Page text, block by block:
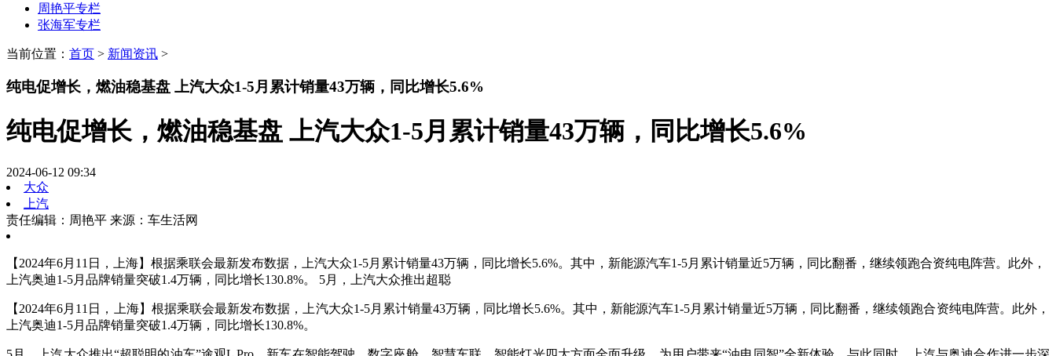
周艳平专栏
张海军专栏
当前位置： 首页 > 新闻资讯 >
纯电促增长，燃油稳基盘 上汽大众1-5月累计销量43万辆，同比增长5.6%
纯电促增长，燃油稳基盘 上汽大众1-5月累计销量43万辆，同比增长5.6%
2024-06-12 09:34
大众
上汽
责任编辑：周艳平 来源：车生活网
【2024年6月11日，上海】根据乘联会最新发布数据，上汽大众1-5月累计销量43万辆，同比增长5.6%。其中，新能源汽车1-5月累计销量近5万辆，同比翻番，继续领跑合资纯电阵营。此外，
上汽奥迪1-5月品牌销量突破1.4万辆，同比增长130.8%。 5月，上汽大众推出超聪
【2024年6月11日，上海】根据乘联会最新发布数据，上汽大众1-5月累计销量43万辆，同比增长5.6%。其中，新能源汽车1-5月累计销量近5万辆，同比翻番，继续领跑合资纯电阵营。此外，
上汽奥迪1-5月品牌销量突破1.4万辆，同比增长130.8%。